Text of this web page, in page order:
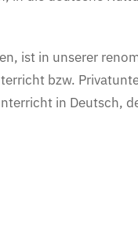
ist in unserer
bzw.
in Deutsch,